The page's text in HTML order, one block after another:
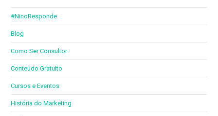
#NinoResponde
Blog
Como Ser Consultor
Conteúdo Gratuito
Cursos e Eventos
História do Marketing